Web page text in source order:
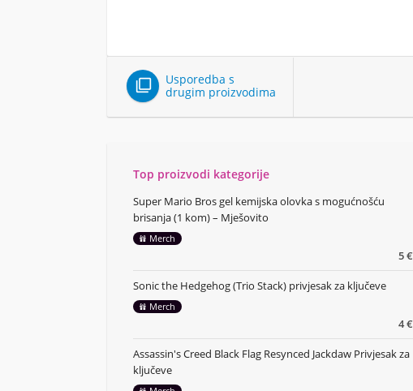

Usporedba s
drugim proizvodima
Top proizvodi kategorije
5 €
Super Mario Bros gel kemijska olovka s mogućnošću
brisanja (1 kom) – Mješovito
Merch
4 €
Sonic the Hedgehog (Trio Stack) privjesak za ključeve
Merch
Assassin's Creed Black Flag Resynced Jackdaw Privjesak za
ključeve